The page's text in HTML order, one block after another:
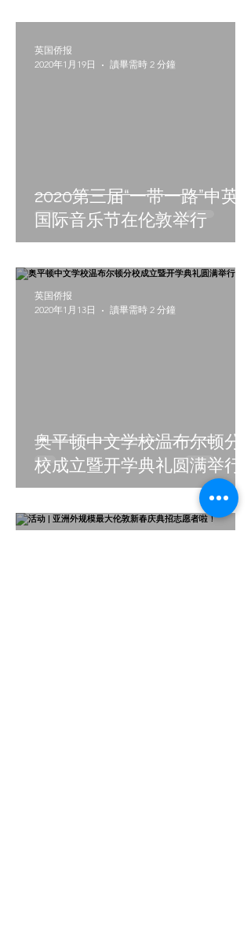
2020第三届“一带一路”中英
国际音乐节在伦敦举行
英国侨报
2020年1月19日
讀畢需時 2 分鐘
奥平顿中文学校温布尔顿分
校成立暨开学典礼圆满举行
英国侨报
2020年1月13日
讀畢需時 2 分鐘